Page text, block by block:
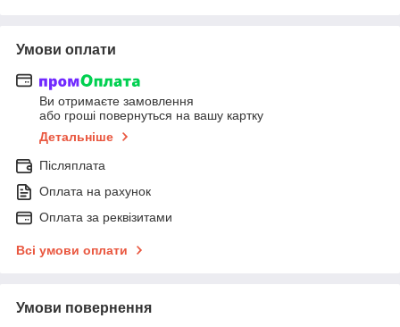
Умови оплати
Ви отримаєте замовлення
або гроші повернуться на вашу картку
Детальніше
Післяплата
Оплата на рахунок
Оплата за реквізитами
Всі умови оплати
Умови повернення